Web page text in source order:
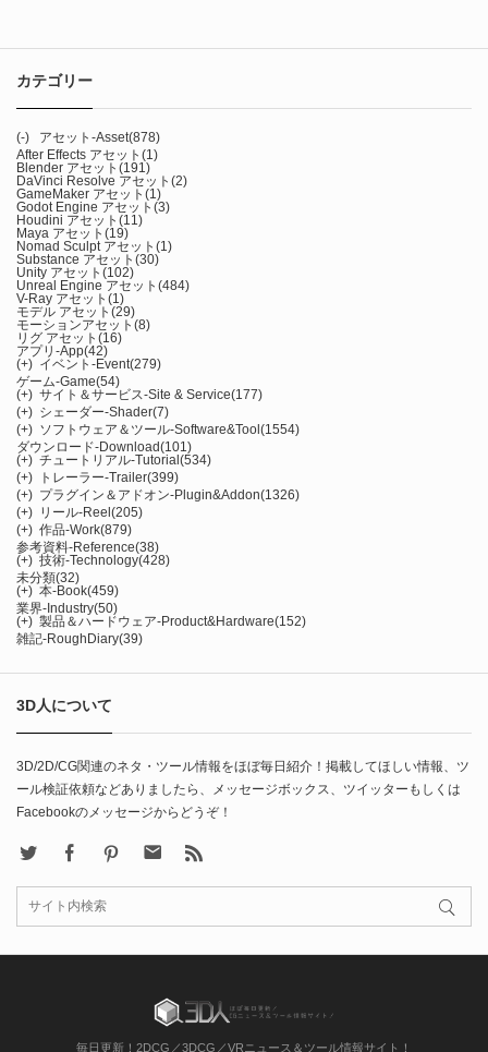
カテゴリー
(-) アセット-Asset(878)
After Effects アセット (1)
Blender アセット (191)
DaVinci Resolve アセット (2)
GameMaker アセット (1)
Godot Engine アセット (3)
Houdini アセット (11)
Maya アセット (19)
Nomad Sculpt アセット (1)
Substance アセット (30)
Unity アセット (102)
Unreal Engine アセット (484)
V-Ray アセット (1)
モデル アセット (29)
モーションアセット (8)
リグ アセット (16)
アプリ-App(42)
(+) イベント-Event(279)
ゲーム-Game(54)
(+) サイト＆サービス-Site & Service(177)
(+) シェーダー-Shader(7)
(+) ソフトウェア＆ツール-Software&Tool(1554)
ダウンロード-Download(101)
(+) チュートリアル-Tutorial(534)
(+)
トレーラー-Trailer(399)
(+) プラグイン＆アドオン-Plugin&Addon(1326)
(+) リール-Reel(205)
(+) 作品-Work(879)
参考資料-Reference(38)
(+) 技術-Technology(428)
未分類(32)
(+) 本-Book(459)
業界-Industry(50)
(+) 製品＆ハードウェア-Product&Hardware(152)
雑記-RoughDiary(39)
3D人について
3D/2D/CG関連のネタ・ツール情報をほぼ毎日紹介！掲載してほしい情報、ツ
ール検証依頼などありましたら、メッセージボックス、ツイッターもしくは
Facebookのメッセージからどうぞ！
FacebookPinterest Contact
毎日更新！2DCG／3DCG／VRニュース＆ツール情報サイト！